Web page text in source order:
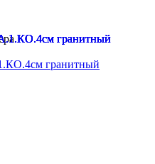
гранитный